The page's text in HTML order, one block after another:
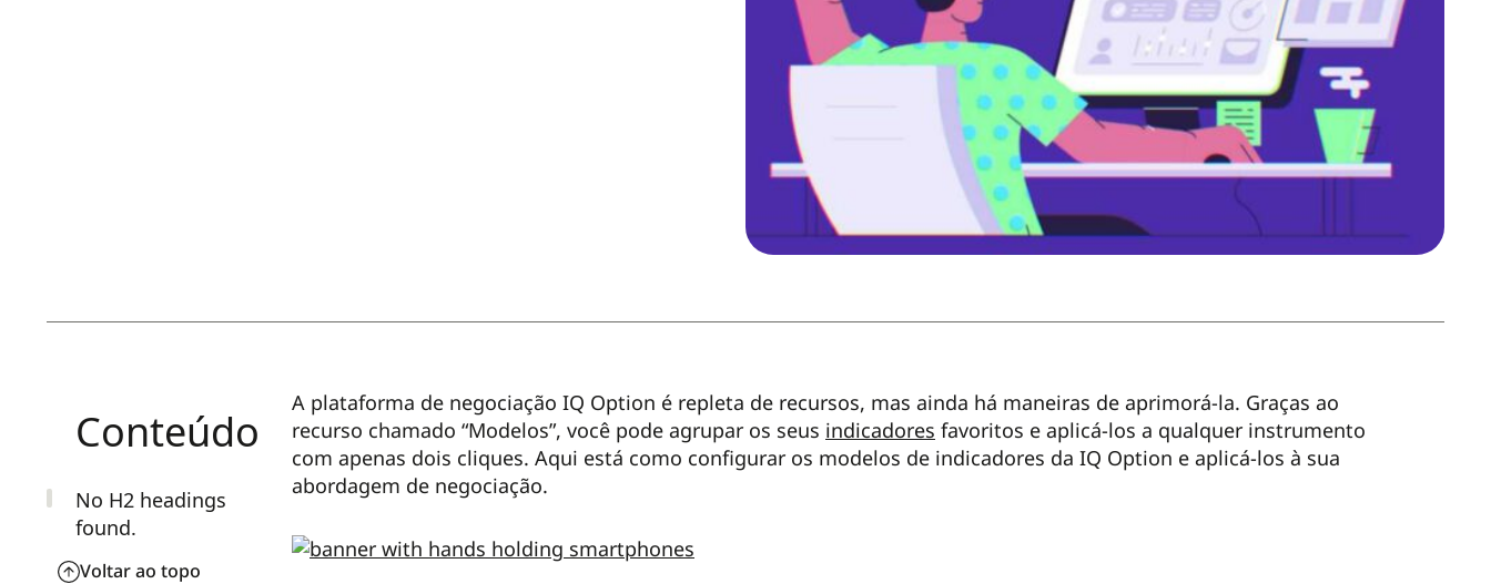
Conteúdo
No H2 headings
found.
Voltar ao topo
A plataforma de negociação IQ Option é repleta de recursos, mas ainda há maneiras de aprimorá-la. Graças ao
recurso chamado “Modelos”, você pode agrupar os seus indicadores favoritos e aplicá-los a qualquer instrumento
com apenas dois cliques. Aqui está como configurar os modelos de indicadores da IQ Option e aplicá-los à sua
abordagem de negociação.